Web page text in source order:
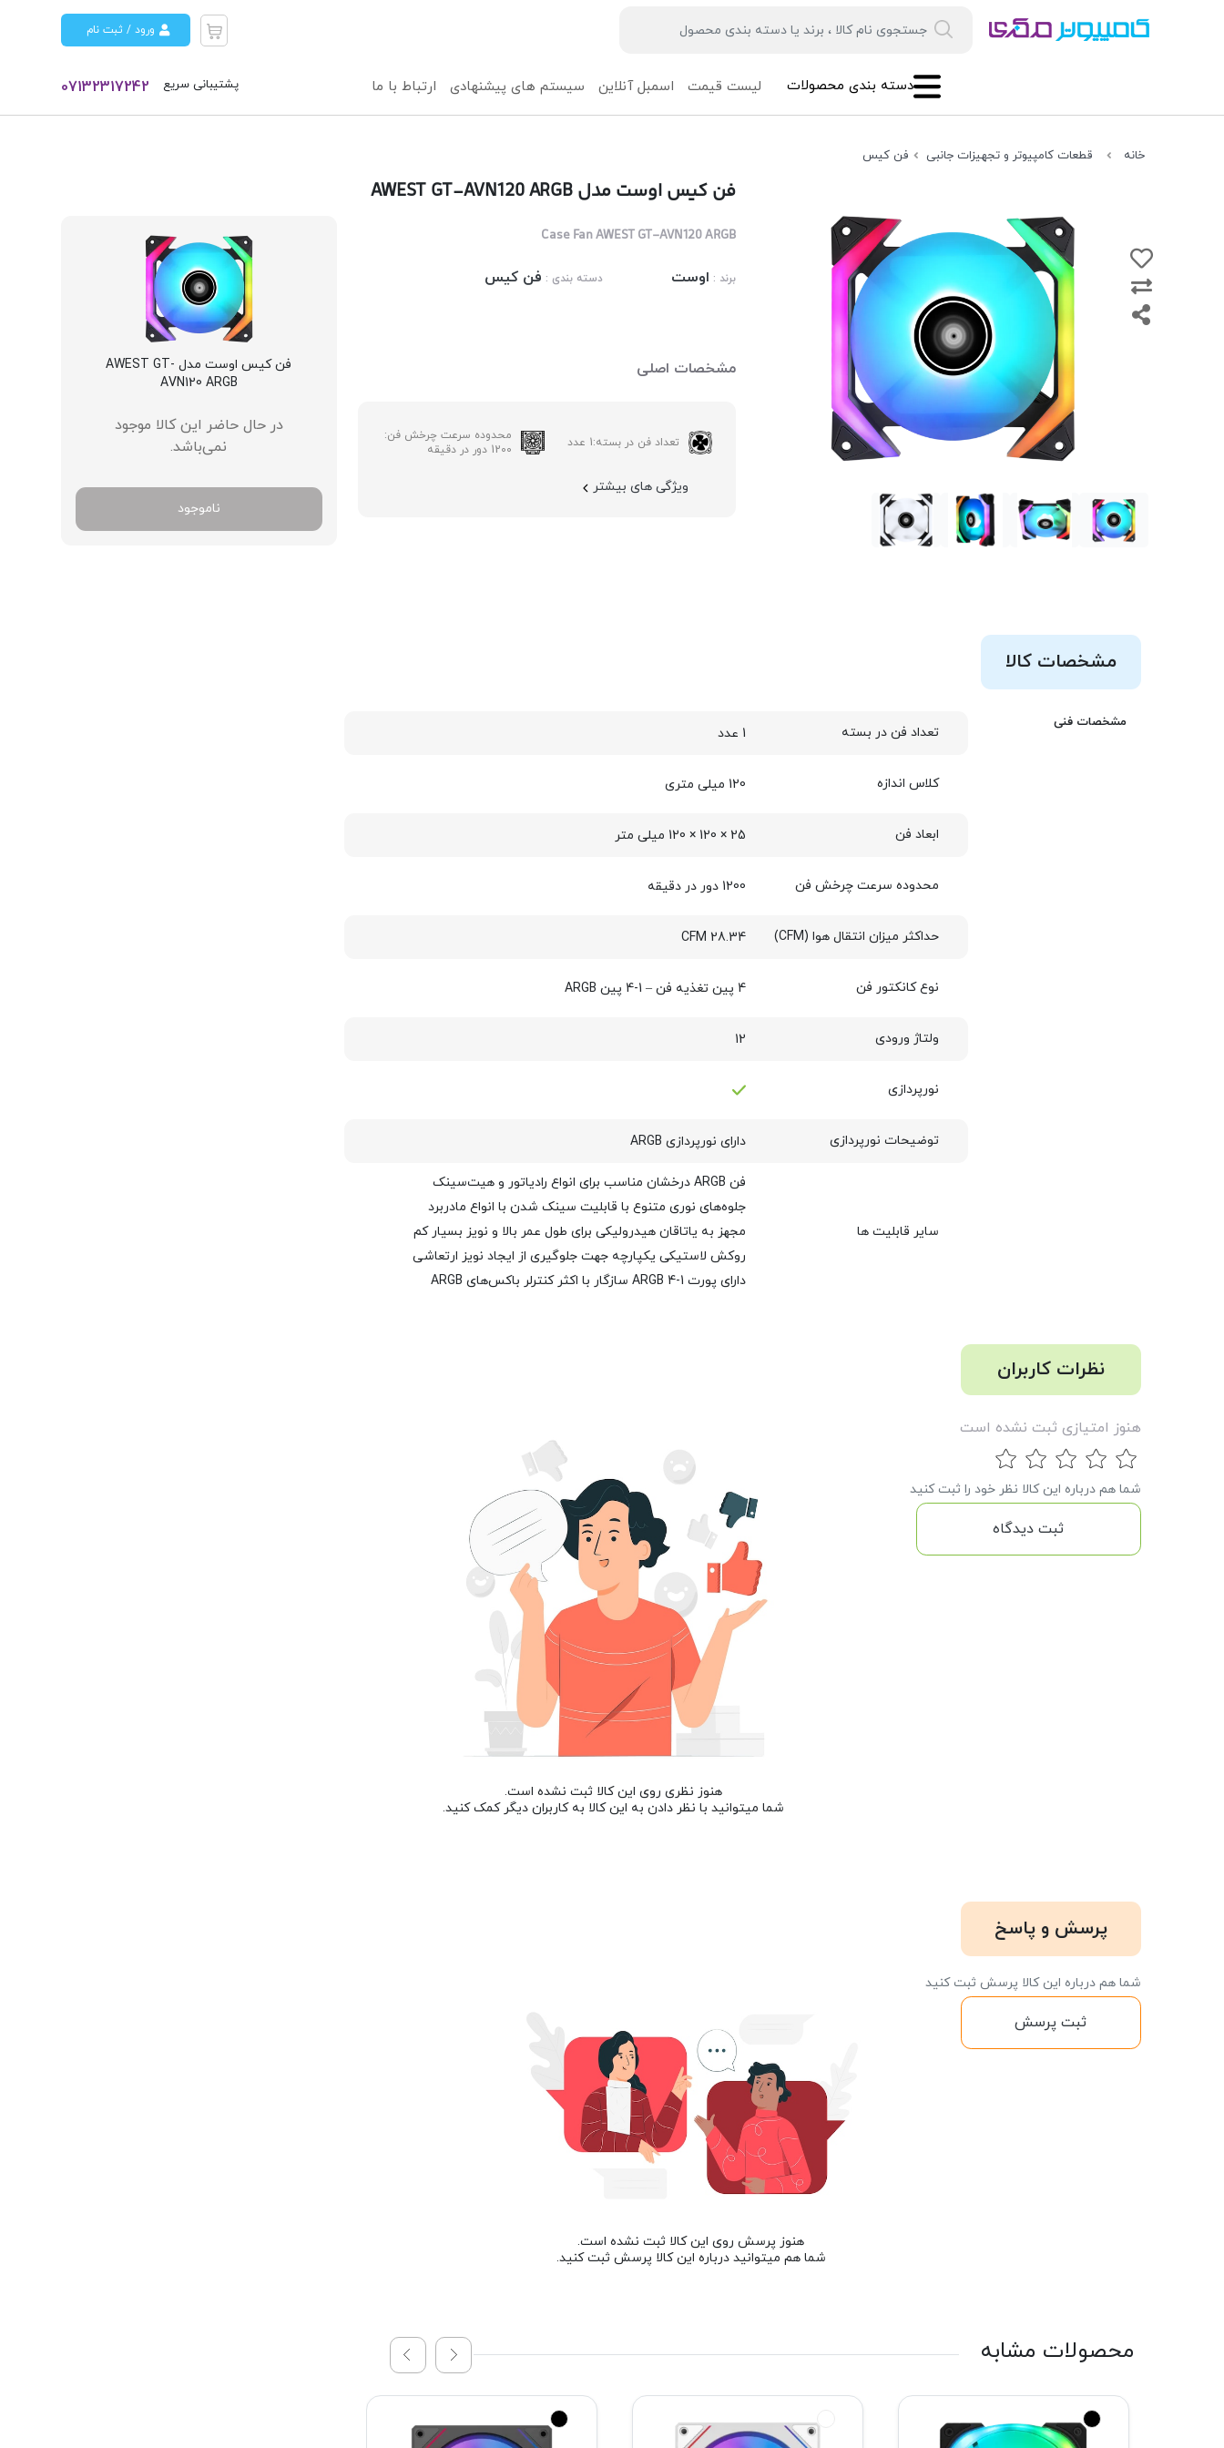
ورود / ثبت نام
07132317242 پشتیبانی سریع لیست قیمت اسمبل آنلاین سیستم های پیشنهادی ارتباط با ما دسته بندی محصولات
خانه قطعات کامپیوتر و تجهیزات جانبی فن کیس
فن کیس اوست مدل AWEST GT-
AVN120 ARGB
در حال حاضر این کالا موجود
نمی‌باشد.
ناموجود
فن کیس اوست مدل AWEST GT-AVN120 ARGB
Case Fan AWEST GT-AVN120 ARGB
برند : اوست دسته بندی : فن کیس
مشخصات اصلی
تعداد فن در بسته:1 عدد
محدوده سرعت چرخش فن:
1200 دور در دقیقه
ویژگی های بیشتر
مشخصات کالا
مشخصات فنی
تعداد فن در بسته 1 عدد
کلاس اندازه 120 میلی متری
ابعاد فن 25 × 120 × 120 میلی‌ متر
محدوده سرعت چرخش فن 1200 دور در دقیقه
حداکثر میزان انتقال هوا (CFM) 28.34 CFM
نوع کانکتور فن 4 پین تغذیه فن – 1-4 پین ARGB
ولتاژ ورودی 12
نورپردازی
توضیحات نورپردازی دارای نورپردازی ARGB
سایر قابلیت ها
فن ARGB درخشان مناسب برای انواع رادیاتور و هیت‌سینک
جلوه‌های نوری متنوع با قابلیت سینک شدن با انواع مادربرد
مجهز به یاتاقان هیدرولیکی برای طول عمر بالا و نویز بسیار کم
روکش لاستیکی یکپارچه جهت جلوگیری از ایجاد نویز ارتعاشی
دارای پورت ARGB 4-1 سازگار با اکثر کنترلر باکس‌های ARGB
نظرات کاربران
هنوز امتیازی ثبت نشده است
شما هم درباره این کالا نظر خود را ثبت کنید
ثبت دیدگاه
هنوز نظری روی این کالا ثبت نشده است.
شما میتوانید با نظر دادن به این کالا به کاربران دیگر کمک کنید.
پرسش و پاسخ
شما هم درباره این کالا پرسش ثبت کنید
ثبت پرسش
هنوز پرسش روی این کالا ثبت نشده است.
شما هم میتوانید درباره این کالا پرسش ثبت کنید.
محصولات مشابه